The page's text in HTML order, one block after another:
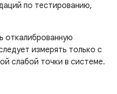
по тестированию,
откалиброванную
измерять только с
слабой точки в системе.